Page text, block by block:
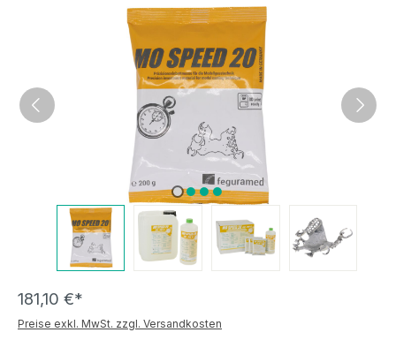
181,10 €*
Preise exkl. MwSt. zzgl. Versandkosten